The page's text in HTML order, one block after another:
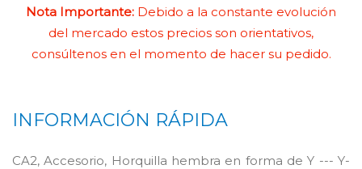
Nota Importante: Debido a la constante evolución
del mercado estos precios son orientativos,
consúltenos en el momento de hacer su pedido.
INFORMACIÓN RÁPIDA
CA2, Accesorio, Horquilla hembra en forma de Y --- Y-